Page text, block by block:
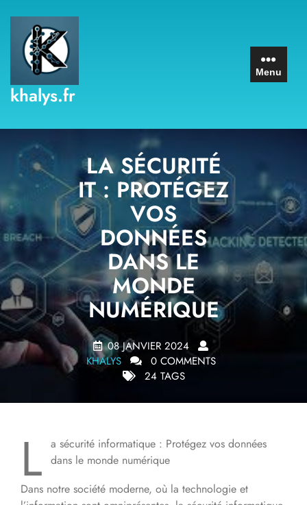
content
khalys.fr
Menu
LA SÉCURITÉ
IT : PROTÉGEZ
VOS
DONNÉES
DANS LE
MONDE
NUMÉRIQUE
08 JANVIER 2024
KHALYS
0 COMMENTS
24 TAGS
L a sécurité informatique : Protégez vos données
dans le monde numérique
Dans notre société moderne, où la technologie et